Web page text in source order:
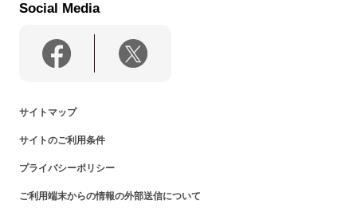
Social Media
サイトマップ
サイトのご利用条件
プライバシーポリシー
ご利用端末からの情報の外部送信について